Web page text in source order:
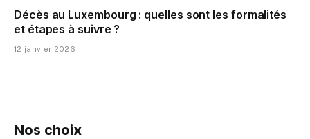
Décès au Luxembourg : quelles sont les formalités
et étapes à suivre ?
12 janvier 2026
Nos choix